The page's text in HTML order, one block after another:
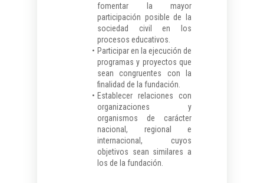
fomentar la mayor
participación posible de la
sociedad civil en los
procesos educativos.
Participar en la ejecución de
programas y proyectos que
sean congruentes con la
finalidad de la fundación.
Establecer relaciones con
organizaciones y
organismos de carácter
nacional, regional e
internacional, cuyos
objetivos sean similares a
los de la fundación.